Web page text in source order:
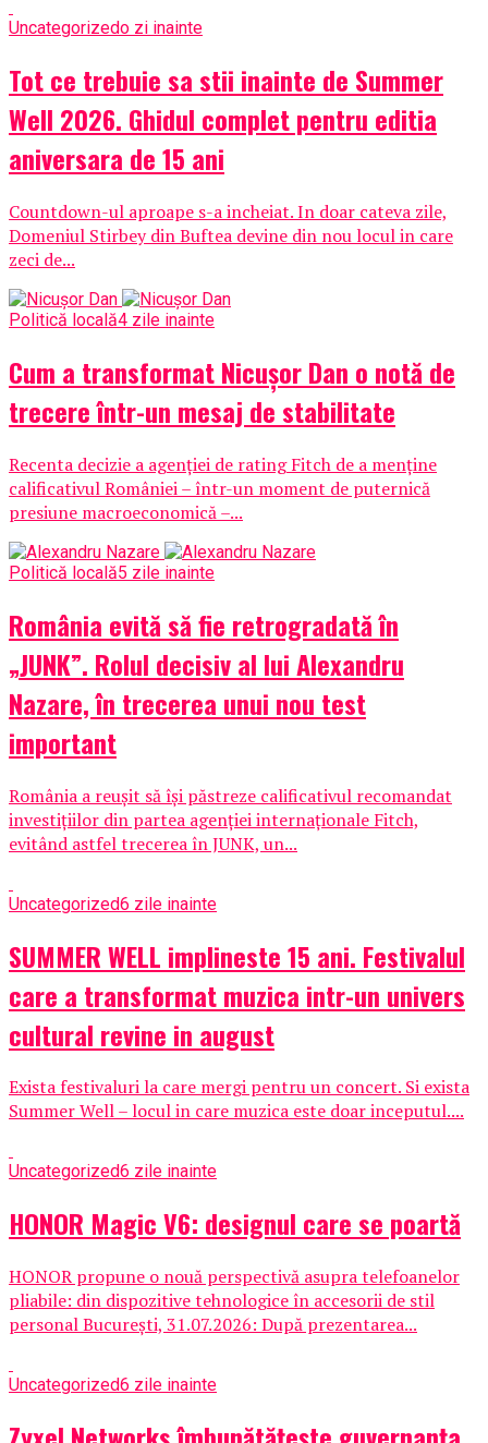
Uncategorizedo zi inainte
Tot ce trebuie sa stii inainte de Summer
Well 2026. Ghidul complet pentru editia
aniversara de 15 ani
Countdown-ul aproape s-a incheiat. In doar cateva zile,
Domeniul Stirbey din Buftea devine din nou locul in care
zeci de...
Politică locală4 zile inainte
Cum a transformat Nicușor Dan o notă de
trecere într-un mesaj de stabilitate
Recenta decizie a agenției de rating Fitch de a menține
calificativul României – într-un moment de puternică
presiune macroeconomică –...
Politică locală5 zile inainte
România evită să fie retrogradată în
„JUNK”. Rolul decisiv al lui Alexandru
Nazare, în trecerea unui nou test
important
România a reușit să își păstreze calificativul recomandat
investițiilor din partea agenției internaționale Fitch,
evitând astfel trecerea în JUNK, un...
Uncategorized6 zile inainte
SUMMER WELL implineste 15 ani. Festivalul
care a transformat muzica intr-un univers
cultural revine in august
Exista festivaluri la care mergi pentru un concert. Si exista
Summer Well – locul in care muzica este doar inceputul....
Uncategorized6 zile inainte
HONOR Magic V6: designul care se poartă
HONOR propune o nouă perspectivă asupra telefoanelor
pliabile: din dispozitive tehnologice în accesorii de stil
personal București, 31.07.2026: După prezentarea...
Uncategorized6 zile inainte